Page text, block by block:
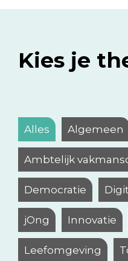
Kies je
Alles Algemeen
Ambtelijk
Democratie
jOng Innovatie
Leefomgeving